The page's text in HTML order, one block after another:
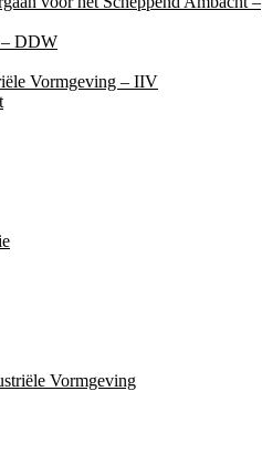
– DDW
Vormgeving – IIV
Vormgeving